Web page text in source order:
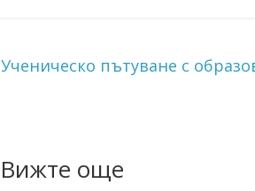
Ученическо пътуване с
Вижте още